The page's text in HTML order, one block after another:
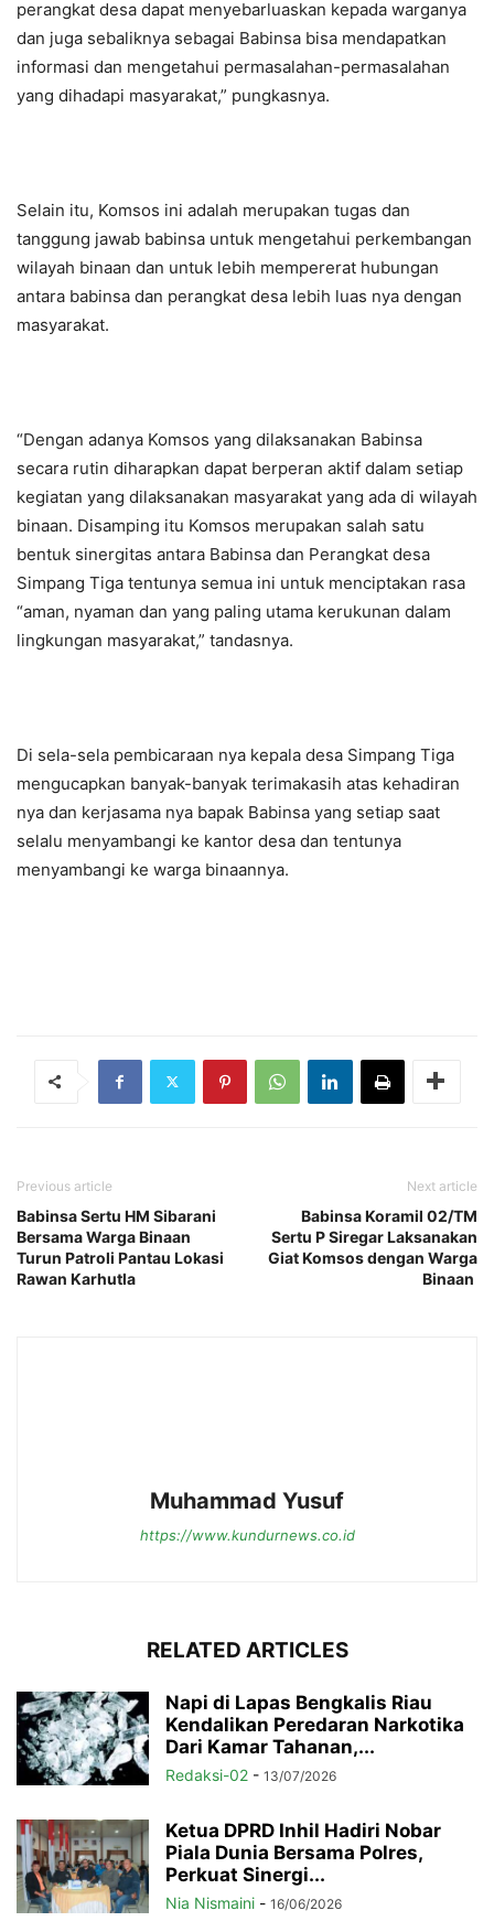
perangkat desa dapat menyebarluaskan kepada warganya
dan juga sebaliknya sebagai Babinsa bisa mendapatkan
informasi dan mengetahui permasalahan-permasalahan
yang dihadapi masyarakat,” pungkasnya.
Selain itu, Komsos ini adalah merupakan tugas dan
tanggung jawab babinsa untuk mengetahui perkembangan
wilayah binaan dan untuk lebih mempererat hubungan
antara babinsa dan perangkat desa lebih luas nya dengan
masyarakat.
“Dengan adanya Komsos yang dilaksanakan Babinsa
secara rutin diharapkan dapat berperan aktif dalam setiap
kegiatan yang dilaksanakan masyarakat yang ada di wilayah
binaan. Disamping itu Komsos merupakan salah satu
bentuk sinergitas antara Babinsa dan Perangkat desa
Simpang Tiga tentunya semua ini untuk menciptakan rasa
“aman, nyaman dan yang paling utama kerukunan dalam
lingkungan masyarakat,” tandasnya.
Di sela-sela pembicaraan nya kepala desa Simpang Tiga
mengucapkan banyak-banyak terimakasih atas kehadiran
nya dan kerjasama nya bapak Babinsa yang setiap saat
selalu menyambangi ke kantor desa dan tentunya
menyambangi ke warga binaannya.
Previous article
Babinsa Sertu HM Sibarani
Bersama Warga Binaan
Turun Patroli Pantau Lokasi
Rawan Karhutla
Next article
Babinsa Koramil 02/TM
Sertu P Siregar Laksanakan
Giat Komsos dengan Warga
Binaan
Muhammad Yusuf
https://www.kundurnews.co.id
RELATED ARTICLES
Napi di Lapas Bengkalis Riau
Kendalikan Peredaran Narkotika
Dari Kamar Tahanan,...
Redaksi-02 - 13/07/2026
Ketua DPRD Inhil Hadiri Nobar
Piala Dunia Bersama Polres,
Perkuat Sinergi...
Nia Nismaini - 16/06/2026